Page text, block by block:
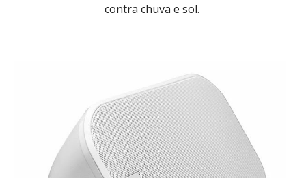
contra chuva e sol.